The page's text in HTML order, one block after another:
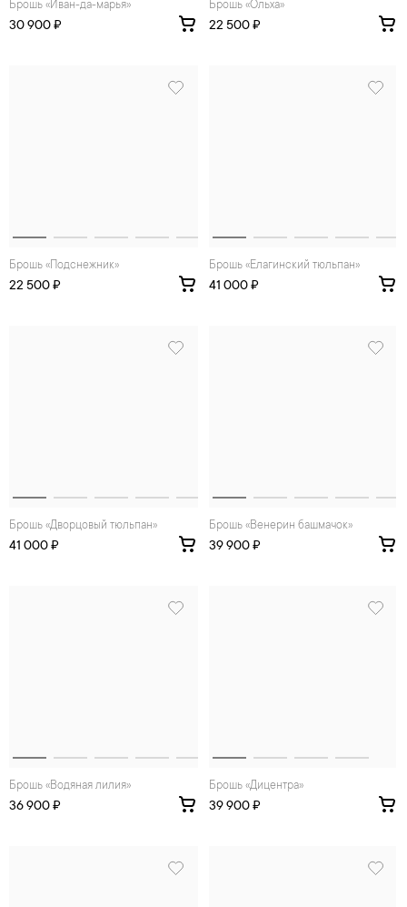
Брошь «Иван-да-марья»
30 900 ₽
Брошь «Ольха»
22 500 ₽
Брошь «Подснежник»
22 500 ₽
Брошь «Елагинский тюльпан»
41 000 ₽
Брошь «Дворцовый тюльпан»
41 000 ₽
Брошь «Венерин башмачок»
39 900 ₽
Брошь «Водяная лилия»
36 900 ₽
Брошь «Дицентра»
39 900 ₽